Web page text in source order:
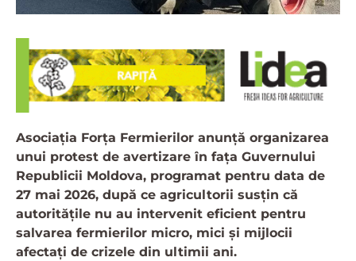
Asociația Forța Fermierilor anunță organizarea
unui protest de avertizare în fața Guvernului
Republicii Moldova, programat pentru data de
27 mai 2026, după ce agricultorii susțin că
autoritățile nu au intervenit eficient pentru
salvarea fermierilor micro, mici și mijlocii
afectați de crizele din ultimii ani.